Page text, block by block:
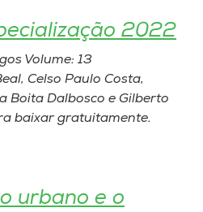
2022
Volume: 13
Celso Paulo Costa,
Boita Dalbosco e Gilberto
baixar gratuitamente.
urbano e o